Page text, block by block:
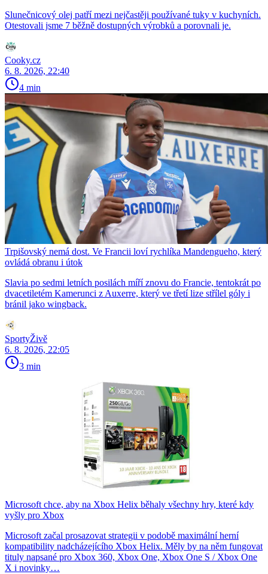
Slunečnicový olej patří mezi nejčastěji používané tuky v kuchyních.
Otestovali jsme 7 běžně dostupných výrobků a porovnali je.
Cooky.cz
6. 8. 2026, 22:40
4 min
Trpišovský nemá dost. Ve Francii loví rychlíka Mandengueho, který
ovládá obranu i útok
Slavia po sedmi letních posilách míří znovu do Francie, tentokrát po
dvacetiletém Kamerunci z Auxerre, který ve třetí lize střílel góly i
bránil jako wingback.
SportyŽivě
6. 8. 2026, 22:05
3 min
Microsoft chce, aby na Xbox Helix běhaly všechny hry, které kdy
vyšly pro Xbox
Microsoft začal prosazovat strategii v podobě maximální herní
kompatibility nadcházejícího Xbox Helix. Měly by na něm fungovat
tituly napsané pro Xbox 360, Xbox One, Xbox One S / Xbox One
X i novinky…